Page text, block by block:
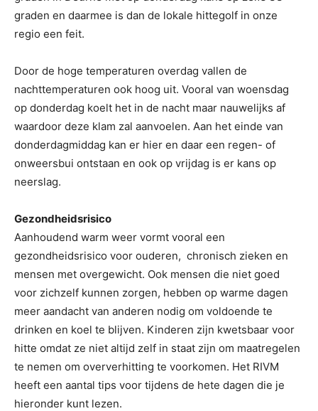
graden en daarmee is dan de lokale hittegolf in onze
regio een feit.
Door de hoge temperaturen overdag vallen de
nachttemperaturen ook hoog uit. Vooral van woensdag
op donderdag koelt het in de nacht maar nauwelijks af
waardoor deze klam zal aanvoelen. Aan het einde van
donderdagmiddag kan er hier en daar een regen- of
onweersbui ontstaan en ook op vrijdag is er kans op
neerslag.
Gezondheidsrisico
Aanhoudend warm weer vormt vooral een
gezondheidsrisico voor ouderen, chronisch zieken en
mensen met overgewicht. Ook mensen die niet goed
voor zichzelf kunnen zorgen, hebben op warme dagen
meer aandacht van anderen nodig om voldoende te
drinken en koel te blijven. Kinderen zijn kwetsbaar voor
hitte omdat ze niet altijd zelf in staat zijn om maatregelen
te nemen om oververhitting te voorkomen. Het RIVM
heeft een aantal tips voor tijdens de hete dagen die je
hieronder kunt lezen.